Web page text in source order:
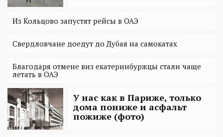
Из Кольцово запустят рейсы в ОАЭ
Свердловчане доедут до Дубая на самокатах
Благодаря отмене виз екатеринбуржцы стали чаще
летать в ОАЭ
У нас как в Париже, только
дома пониже и асфальт
пожиже (фото)